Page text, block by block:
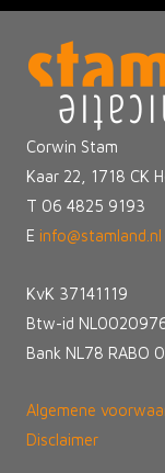
Corwin Stam
Kaar 22, 1718 CK
T 06 4825 9193
E info@stamland.nl
KvK 37141119
Btw-id
Bank NL78 RABO
Algemene
Disclaimer